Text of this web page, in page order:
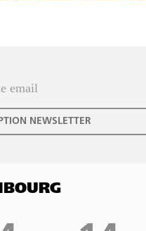
NEWSLETTER